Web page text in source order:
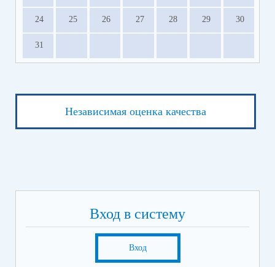
24 25 26 27 28 29 30
31
Независимая оценка качества
Вход в систему
Вход